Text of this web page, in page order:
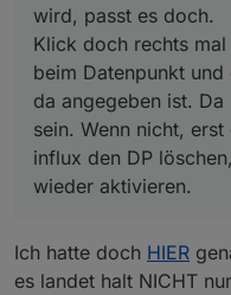
aktivieren.
wird, passt es doch.
Klick doch rechts
beim Datenpunkt
da angegeben ist.
sein. Wenn nicht,
influx den DP
wieder aktivieren.
Ich hatte doch HIER
es landet halt NICHT